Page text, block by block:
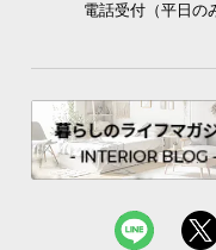
電話受付（平日の